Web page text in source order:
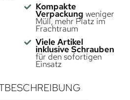
Kompakte
Verpackung weniger
Müll, mehr Platz im
Frachtraum
Viele Artikel
inklusive Schrauben
für den sofortigen
Einsatz